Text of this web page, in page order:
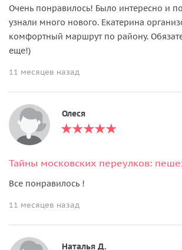
Очень понравилось! Было интересно и
узнали много нового. Екатерина
комфортный маршрут по району.
еще!)
11 месяцев назад
Олеся
Все понравилось !
11 месяцев назад
Наталья Д.